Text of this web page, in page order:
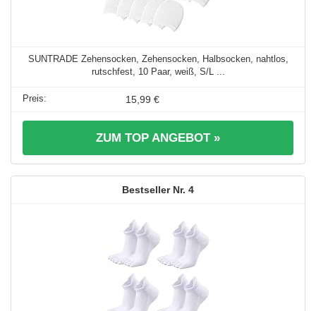
SUNTRADE Zehensocken, Zehensocken, Halbsocken, nahtlos,
rutschfest, 10 Paar, weiß, S/L ...
15,99 €
ZUM TOP ANGEBOT »
4